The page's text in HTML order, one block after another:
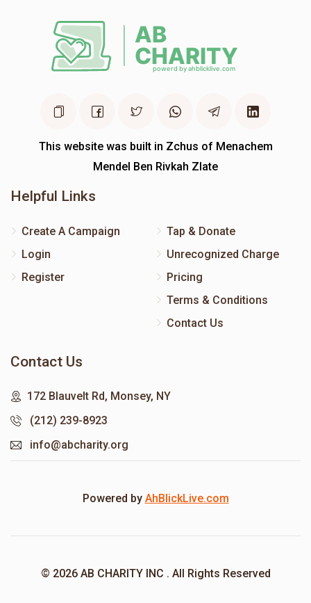
This website was built in Zchus of Menachem
Mendel Ben Rivkah Zlate
Helpful Links
Create A Campaign
Login
Register
Tap & Donate
Unrecognized Charge
Pricing
Terms & Conditions
Contact Us
Contact Us
172 Blauvelt Rd, Monsey, NY
(212) 239-8923
info@abcharity.org
Powered by AhBlickLive.com
© 2026 AB CHARITY INC . All Rights Reserved